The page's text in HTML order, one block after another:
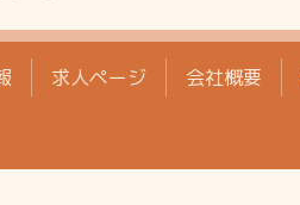
求人ページ 会社概要